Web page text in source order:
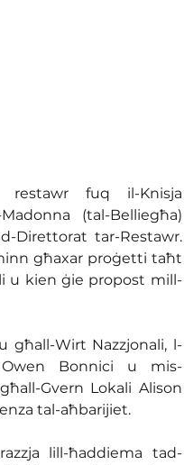
restawr fuq il-Knisja
(tal-Belliegħa)
Direttorat tar-Restawr.
għaxar proġetti taħt
u kien ġie propost mill-
għall-Wirt Nazzjonali, l-
Bonnici u mis-
Gvern Lokali Alison
tal-aħbarijiet.
lill-ħaddiema tad-